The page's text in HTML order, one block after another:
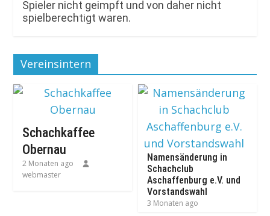
Spieler nicht geimpft und von daher nicht
spielberechtigt waren.
Vereinsintern
Schachkaffee
Obernau
2 Monaten ago
webmaster
Namensänderung in
Schachclub
Aschaffenburg e.V. und
Vorstandswahl
3 Monaten ago